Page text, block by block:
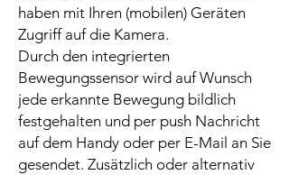
haben mit Ihren (mobilen) Geräten
Zugriff auf die Kamera.
Durch den integrierten
Bewegungssensor wird auf Wunsch
jede erkannte Bewegung bildlich
festgehalten und per push Nachricht
auf dem Handy oder per E-Mail an Sie
gesendet. Zusätzlich oder alternativ